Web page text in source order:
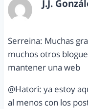
J.J.
Serreina: Muchas
muchos otros
mantener una web
@Hatori: ya estoy
al menos con los